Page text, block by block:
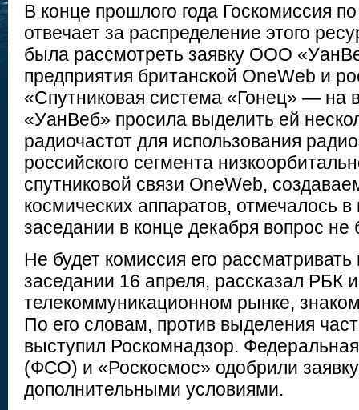
В конце прошлого года Госкомиссия
отвечает за распределение этого
была рассмотреть заявку ООО
предприятия британской OneWeb и
«Спутниковая система «Гонец» — на
«УанВеб» просила выделить ей
радиочастот для использования
российского сегмента
спутниковой связи OneWeb,
космических аппаратов, отмечалось
заседании в конце декабря вопрос
Не будет комиссия его
заседании 16 апреля, рассказал РБК
телекоммуникационном рынке,
По его словам, против выделения
выступил Роскомнадзор.
(ФСО) и «Роскосмос» одобрили
дополнительными условиями.